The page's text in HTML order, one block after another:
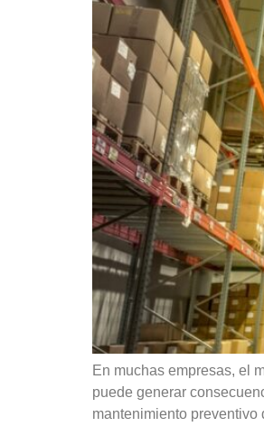
En muchas empresas, el
puede generar
mantenimiento